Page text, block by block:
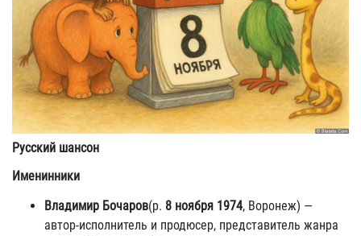
Русский шансон
Именинники
Владимир Бочаров(р. 8 ноября 1974, Воронеж) —
автор-исполнитель и продюсер, представитель жанра